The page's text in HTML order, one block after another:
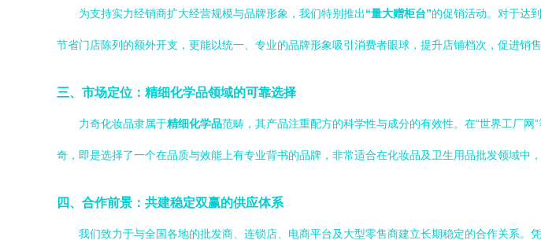
为支持实力经销商扩大经营规模与品牌形象，我们特别推出“量大赠柜台”的促销活动。对于达
节省门店陈列的额外开支，更能以统一、专业的品牌形象吸引消费者眼球，提升店铺档次，促进销售
三、市场定位：精细化学品领域的可靠选择
力奇化妆品隶属于精细化学品范畴，其产品注重配方的科学性与成分的有效性。在“世界工厂
奇，即是选择了一个在品质与效能上有专业背书的品牌，非常适合在化妆品及卫生用品批发领域中
四、合作前景：共建稳定双赢的供应体系
我们致力于与全国各地的批发商、连锁店、电商平台及大型零售商建立长期稳定的合作关系